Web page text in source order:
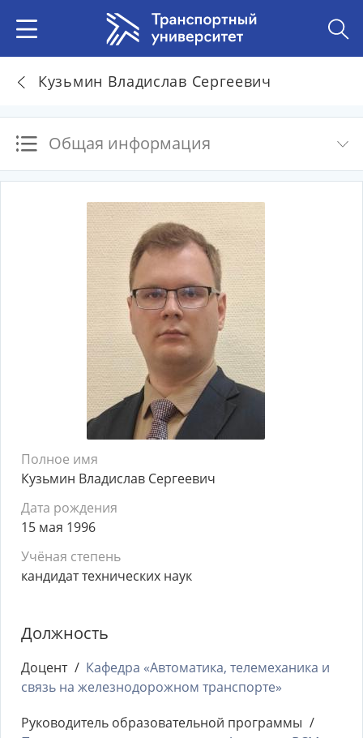
Кузьмин Владислав Сергеевич
Общая информация
Полное имя
Кузьмин Владислав Сергеевич
Дата рождения
15 мая 1996
Учёная степень
кандидат технических наук
Должность
Доцент
Кафедра «Автоматика, телемеханика и
связь на железнодорожном транспорте»
Руководитель образовательной программы